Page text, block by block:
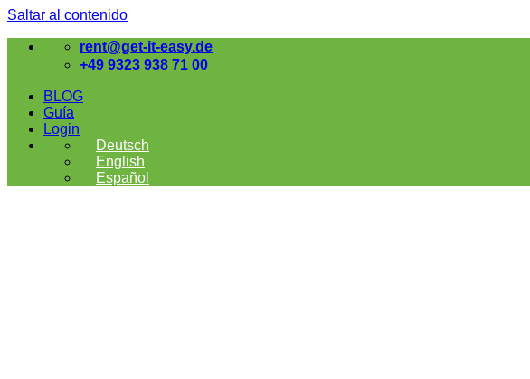
Saltar al contenido
rent@get-it-easy.de
+49 9323 938 71 00
BLOG
Guía
Login
Deutsch
English
Español